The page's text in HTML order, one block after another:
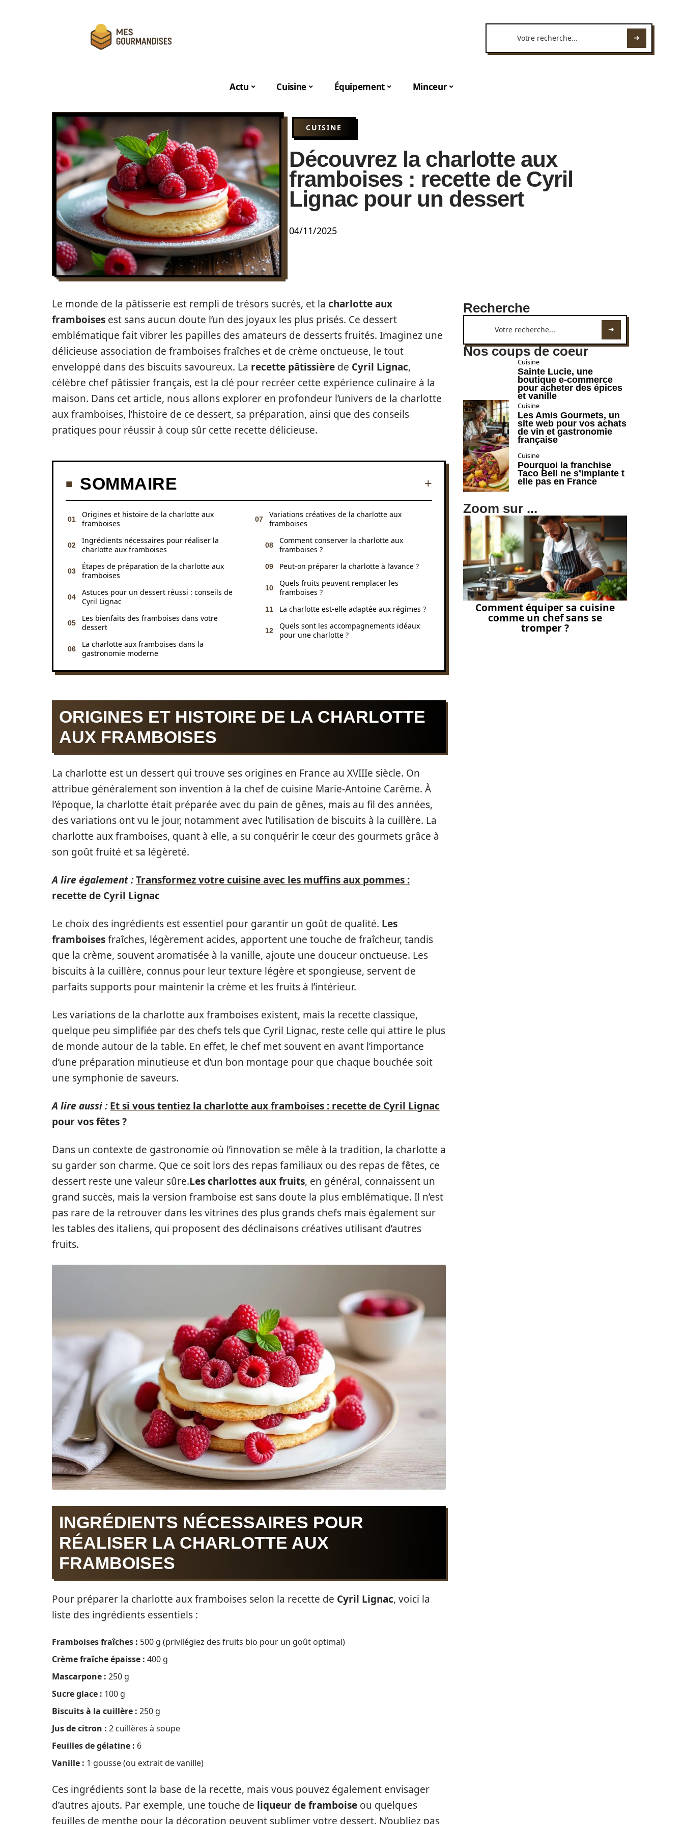
Actu Cuisine Équipement Minceur
CUISINE
Découvrez la charlotte aux
framboises : recette de Cyril
Lignac pour un dessert
04/11/2025
Le monde de la pâtisserie est rempli de trésors sucrés, et la charlotte aux
framboises est sans aucun doute l’un des joyaux les plus prisés. Ce dessert
emblématique fait vibrer les papilles des amateurs de desserts fruités. Imaginez une
délicieuse association de framboises fraîches et de crème onctueuse, le tout
enveloppé dans des biscuits savoureux. La recette pâtissière de Cyril Lignac,
célèbre chef pâtissier français, est la clé pour recréer cette expérience culinaire à la
maison. Dans cet article, nous allons explorer en profondeur l’univers de la charlotte
aux framboises, l’histoire de ce dessert, sa préparation, ainsi que des conseils
pratiques pour réussir à coup sûr cette recette délicieuse.
SOMMAIRE
Origines et histoire de la charlotte aux
framboises
Ingrédients nécessaires pour réaliser la
charlotte aux framboises
Étapes de préparation de la charlotte aux
framboises
Astuces pour un dessert réussi : conseils de
Cyril Lignac
Les bienfaits des framboises dans votre
dessert
La charlotte aux framboises dans la
gastronomie moderne
Variations créatives de la charlotte aux
framboises
Comment conserver la charlotte aux
framboises ?
Peut-on préparer la charlotte à l’avance ?
Quels fruits peuvent remplacer les
framboises ?
La charlotte est-elle adaptée aux régimes ?
Quels sont les accompagnements idéaux
pour une charlotte ?
ORIGINES ET HISTOIRE DE LA CHARLOTTE
AUX FRAMBOISES
La charlotte est un dessert qui trouve ses origines en France au XVIIIe siècle. On
attribue généralement son invention à la chef de cuisine Marie-Antoine Carême. À
l’époque, la charlotte était préparée avec du pain de gênes, mais au fil des années,
des variations ont vu le jour, notamment avec l’utilisation de biscuits à la cuillère. La
charlotte aux framboises, quant à elle, a su conquérir le cœur des gourmets grâce à
son goût fruité et sa légèreté.
A lire également :Transformez votre cuisine avec les muffins aux pommes :
recette de Cyril Lignac
Le choix des ingrédients est essentiel pour garantir un goût de qualité. Les
framboisesfraîches, légèrement acides, apportent une touche de fraîcheur, tandis
que la crème, souvent aromatisée à la vanille, ajoute une douceur onctueuse. Les
biscuits à la cuillère, connus pour leur texture légère et spongieuse, servent de
parfaits supports pour maintenir la crème et les fruits à l’intérieur.
Les variations de la charlotte aux framboises existent, mais la recette classique,
quelque peu simplifiée par des chefs tels que Cyril Lignac, reste celle qui attire le plus
de monde autour de la table. En effet, le chef met souvent en avant l’importance
d’une préparation minutieuse et d’un bon montage pour que chaque bouchée soit
une symphonie de saveurs.
A lire aussi : Et si vous tentiez la charlotte aux framboises : recette de Cyril Lignac
pour vos fêtes ?
Dans un contexte de gastronomie où l’innovation se mêle à la tradition, la charlotte a
su garder son charme. Que ce soit lors des repas familiaux ou des repas de fêtes, ce
dessert reste une valeur sûre.Les charlottes aux fruits, en général, connaissent un
grand succès, mais la version framboise est sans doute la plus emblématique. Il n’est
pas rare de la retrouver dans les vitrines des plus grands chefs mais également sur
les tables des italiens, qui proposent des déclinaisons créatives utilisant d’autres
fruits.
INGRÉDIENTS NÉCESSAIRES POUR
RÉALISER LA CHARLOTTE AUX
FRAMBOISES
Pour préparer la charlotte aux framboises selon la recette de Cyril Lignac, voici la
liste des ingrédients essentiels :
Framboises fraîches : 500 g (privilégiez des fruits bio pour un goût optimal)
Crème fraîche épaisse : 400 g
Mascarpone : 250 g
Sucre glace : 100 g
Biscuits à la cuillère : 250 g
Jus de citron : 2 cuillères à soupe
Feuilles de gélatine : 6
Vanille : 1 gousse (ou extrait de vanille)
Ces ingrédients sont la base de la recette, mais vous pouvez également envisager
d’autres ajouts. Par exemple, une touche de liqueur de framboise ou quelques
feuilles de menthe pour la décoration peuvent sublimer votre dessert. N’oubliez pas
Recherche
Nos coups de coeur
Cuisine
Sainte Lucie, une
boutique e-commerce
pour acheter des épices
et vanille
Cuisine
Les Amis Gourmets, un
site web pour vos achats
de vin et gastronomie
française
Cuisine
Pourquoi la franchise
Taco Bell ne s’implante t
elle pas en France
Zoom sur ...
Comment équiper sa cuisine
comme un chef sans se
tromper ?